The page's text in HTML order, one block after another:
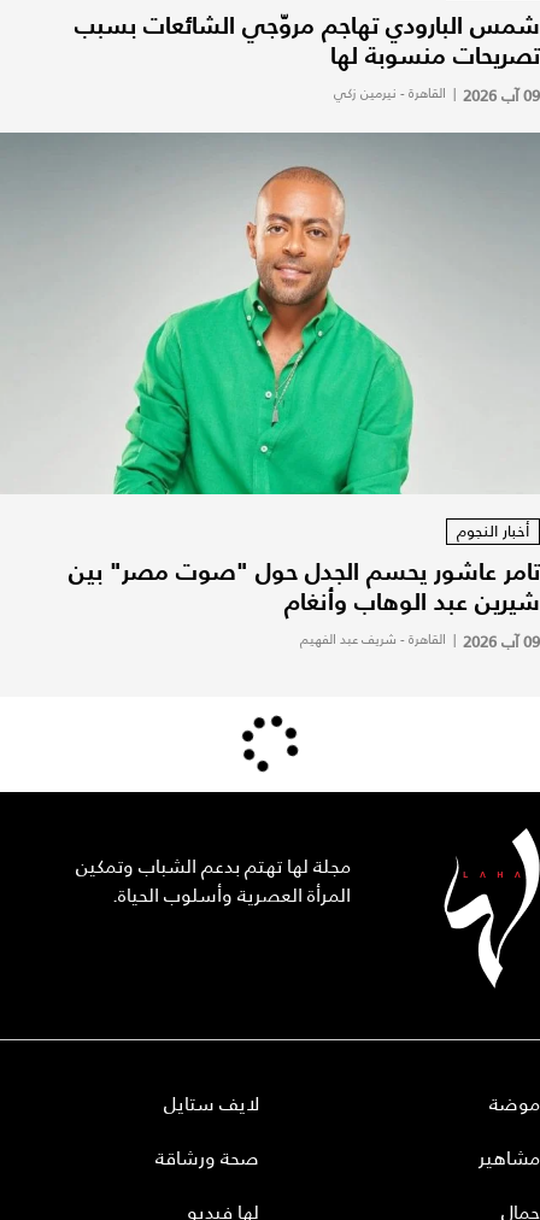
شمس البارودي تهاجم مروّجي الشائعات بسبب
تصريحات منسوبة لها
09 آب 2026 | القاهرة - نيرمين زكي
أخبار النجوم
تامر عاشور يحسم الجدل حول "صوت مصر" بين
شيرين عبد الوهاب وأنغام
09 آب 2026 | القاهرة - شريف عبد الفهيم
مجلة لها تهتم بدعم الشباب وتمكين
المرأة العصرية وأسلوب الحياة.
موضة
مشاهير
جمال
لايف ستايل
صحة ورشاقة
لها فيديو